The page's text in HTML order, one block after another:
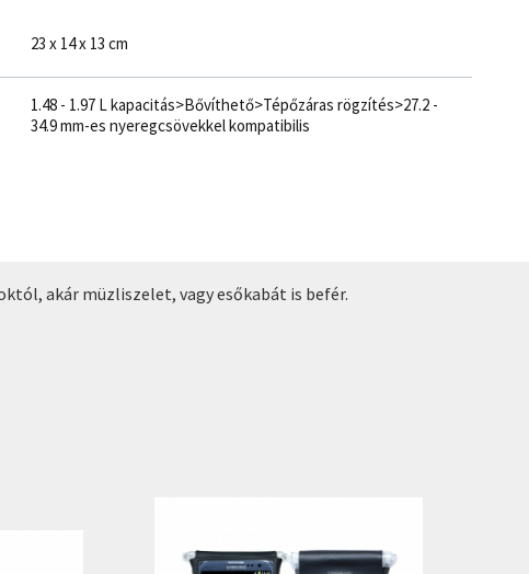
23 x 14 x 13 cm
1.48 - 1.97 L kapacitás>Bővíthető>Tépőzáras rögzítés>27.2 -
34.9 mm-es nyeregcsövekkel kompatibilis
akár müzliszelet, vagy esőkabát is befér.